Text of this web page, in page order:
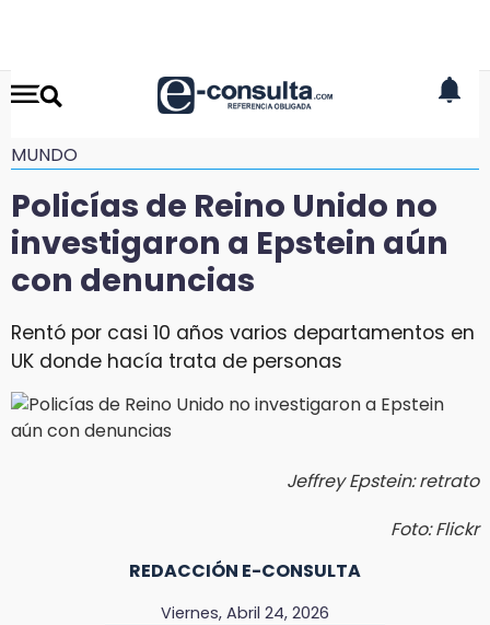
MUNDO
Policías de Reino Unido no
investigaron a Epstein aún
con denuncias
Rentó por casi 10 años varios departamentos en
UK donde hacía trata de personas
Jeffrey Epstein: retrato
Foto: Flickr
REDACCIÓN E-CONSULTA
Viernes, Abril 24, 2026